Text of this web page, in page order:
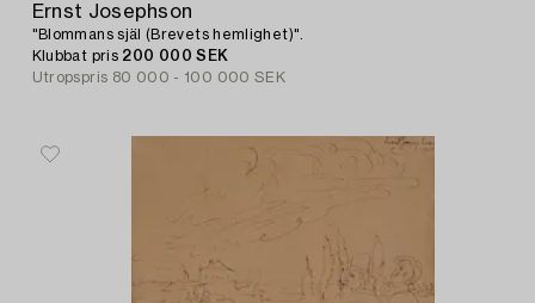
Ernst Josephson
"Blommans själ (Brevets hemlighet)".
Klubbat pris 200 000 SEK
Utropspris 80 000 - 100 000 SEK